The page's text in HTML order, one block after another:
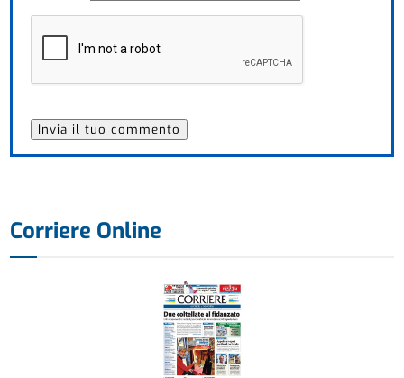
Corriere Online